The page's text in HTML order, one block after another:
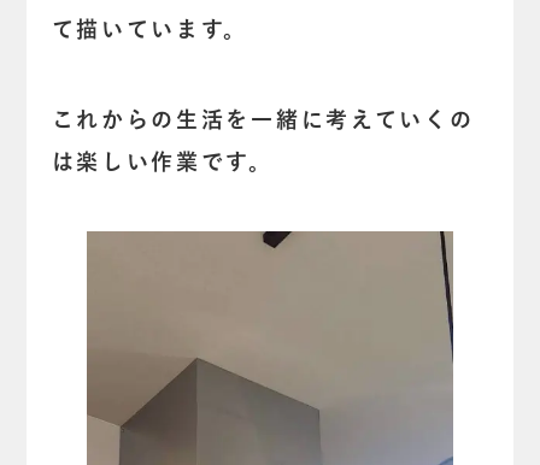
て描いています。
これからの生活を一緒に考えていくの
は楽しい作業です。